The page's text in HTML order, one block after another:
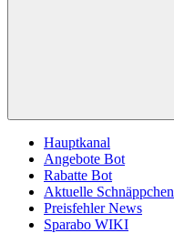
Hauptkanal
Angebote Bot
Rabatte Bot
Aktuelle Schnäppchen
Preisfehler News
Sparabo WIKI